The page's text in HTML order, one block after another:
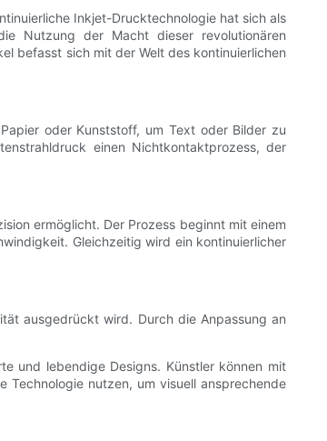
Inkjet-Drucktechnologie hat sich als
Nutzung der Macht dieser revolutionären
befasst sich mit der Welt des kontinuierlichen
oder Kunststoff, um Text oder Bilder zu
einen Nichtkontaktprozess, der
ermöglicht. Der Prozess beginnt mit einem
Gleichzeitig wird ein kontinuierlicher
ausgedrückt wird. Durch die Anpassung an
und lebendige Designs. Künstler können mit
Technologie nutzen, um visuell ansprechende